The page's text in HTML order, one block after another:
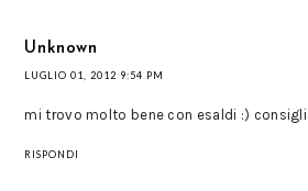
Unknown
LUGLIO 01, 2012 9:54 PM
mi trovo molto bene con esaldi :)
RISPONDI